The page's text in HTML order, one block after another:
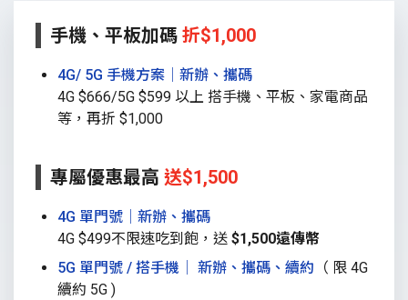
手機、平板加碼 折$1,000
4G/ 5G 手機方案│新辦、攜碼
4G $666/5G $599 以上 搭手機、平板、家電商品
等，再折 $1,000
專屬優惠最高 送$1,500
4G 單門號│新辦、攜碼
4G $499不限速吃到飽，送 $1,500遠傳幣
5G 單門號 / 搭手機│ 新辦、攜碼、續約 （ 限 4G
續約 5G )